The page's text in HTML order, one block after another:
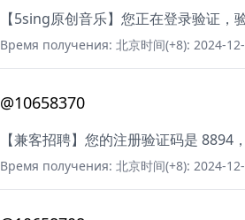
【5sing原创音乐】您正在登录验证，
Время получения: 北京时间(+8): 2024-
@10658370
【兼客招聘】您的注册验证码是 8894
Время получения: 北京时间(+8): 2024-